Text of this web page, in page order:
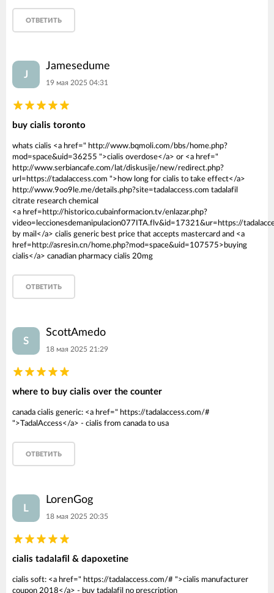
ОТВЕТИТЬ
J
Jamesedume
19 мая 2025 04:31
buy cialis toronto
whats cialis <a href=" http://www.bqmoli.com/bbs/home.php?
mod=space&uid=36255 ">cialis overdose</a> or <a href="
http://www.serbiancafe.com/lat/diskusije/new/redirect.php?
url=https://tadalaccess.com ">how long for cialis to take effect</a>
http://www.9oo9le.me/details.php?site=tadalaccess.com tadalafil
citrate research chemical
<a href=http://historico.cubainformacion.tv/enlazar.php?
video=leccionesdemanipulacion077ITA.flv&id=17321&ur=https://
by mail</a> cialis generic best price that accepts mastercard and <a
href=http://asresin.cn/home.php?mod=space&uid=107575>buying
cialis</a> canadian pharmacy cialis 20mg
ОТВЕТИТЬ
S
ScottAmedo
18 мая 2025 21:29
where to buy cialis over the counter
canada cialis generic: <a href=" https://tadalaccess.com/#
">TadalAccess</a> - cialis from canada to usa
ОТВЕТИТЬ
L
LorenGog
18 мая 2025 20:35
cialis tadalafil & dapoxetine
cialis soft: <a href=" https://tadalaccess.com/# ">cialis manufacturer
coupon 2018</a> - buy tadalafil no prescription